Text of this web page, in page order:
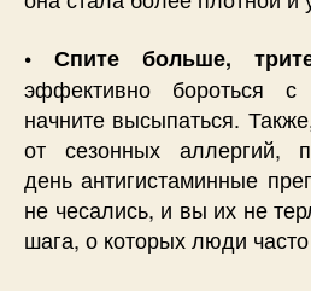
• Спите больше,
эффективно бороться с
начните высыпаться.
от сезонных аллергий,
день антигистаминные
не чесались, и вы их не
шага, о которых люди